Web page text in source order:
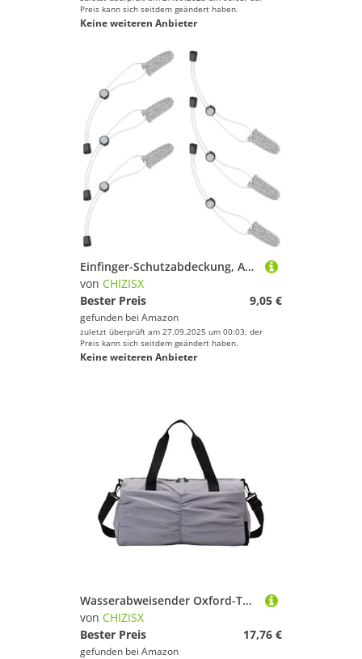
Preis kann sich seitdem geändert haben.
Keine weiteren Anbieter
Einfinger-Schutzabdeckung, Angel-Fingerschutzhandschuhe für weite Wurfwerfe, belüftete Handschuhe für heißes Wetter
von CHIZISX
Bester Preis
9,05 €
gefunden bei Amazon
zuletzt überprüft am 27.09.2025 um 00:03; der
Preis kann sich seitdem geändert haben.
Keine weiteren Anbieter
Wasserabweisender Oxford-Turnbeutel mit separaten Nass- und Trockenfächern für Reisen, Sportausrüstung, Aufbewahrung und Handgepäck, atmungsaktiv, Turnbeutel für Damen und Herren, grau, Mass Beauty
von CHIZISX
Bester Preis
17,76 €
gefunden bei Amazon